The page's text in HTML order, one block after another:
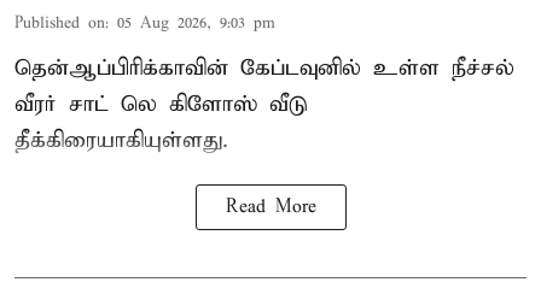
Published on: 05 Aug 2026, 9:03 pm
தென்ஆப்பிரிக்காவின் கேப்டவுனில் உள்ள நீச்சல்
வீரர் சாட் லெ கிளோஸ் வீடு
தீக்கிரையாகியுள்ளது.
Read More